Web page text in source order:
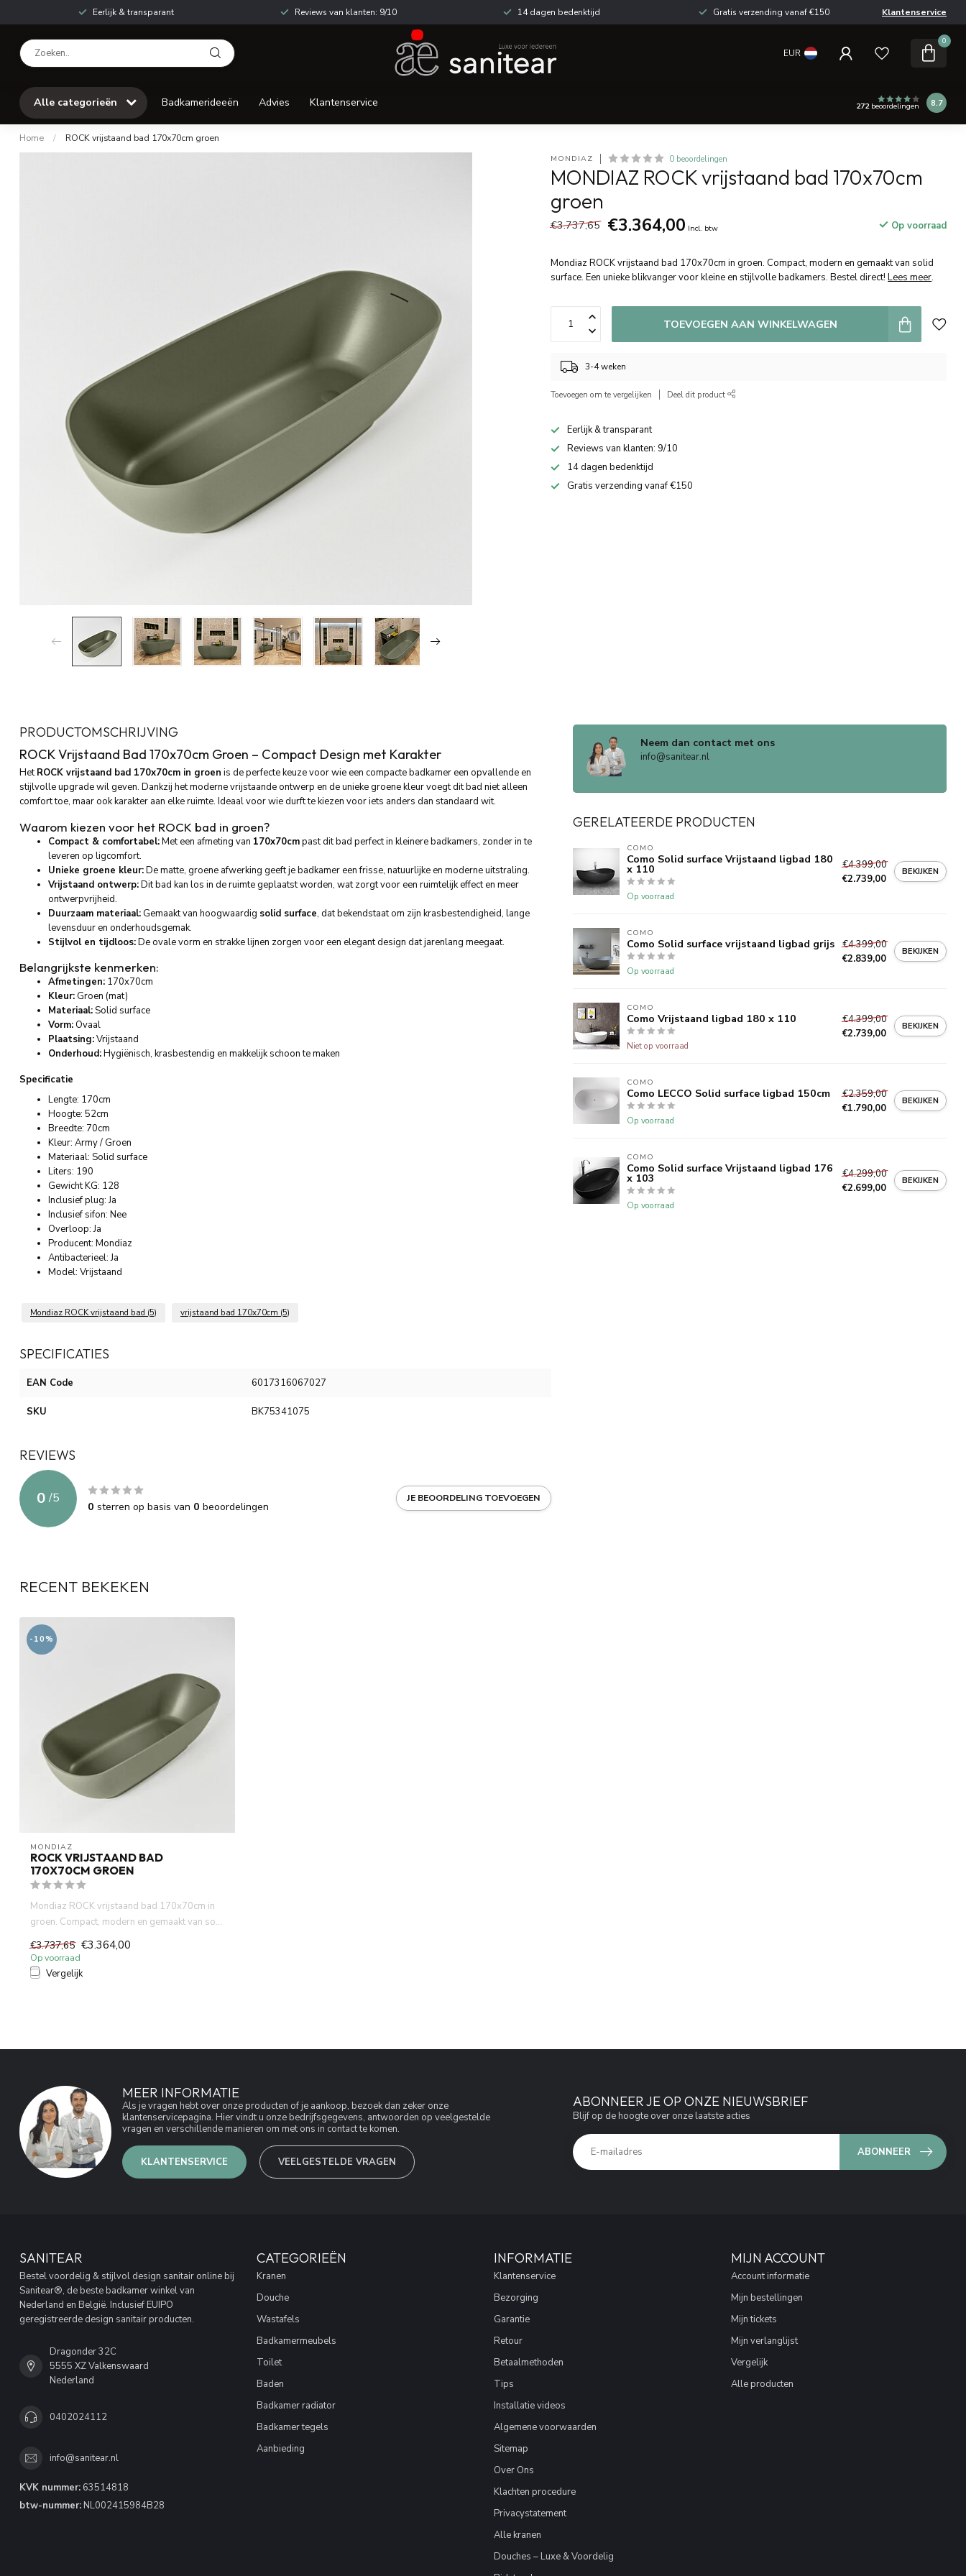
Eerlijk & transparant Reviews van klanten: 9/10 14 dagen bedenktijd Gratis verzending vanaf €150 Klantenservice
EUR
0
Alle categorieën Badkamerideeën Advies Klantenservice 272beoordelingen 8.7
Home / ROCK vrijstaand bad 170x70cm groen
MONDIAZ 0 beoordelingen
MONDIAZ ROCK vrijstaand bad 170x70cm
groen
€3.737,65 €3.364,00 Incl. btw Op voorraad
Mondiaz ROCK vrijstaand bad 170x70cm in groen. Compact, modern en gemaakt van solid
surface. Een unieke blikvanger voor kleine en stijlvolle badkamers. Bestel direct!Lees meer.
TOEVOEGEN AAN WINKELWAGEN
3-4 weken
Toevoegen om te vergelijken Deel dit product
Eerlijk & transparant
Reviews van klanten: 9/10
14 dagen bedenktijd
Gratis verzending vanaf €150
PRODUCTOMSCHRIJVING
ROCKVrijstaand Bad 170x70cm Groen – Compact Design met Karakter
HetROCK vrijstaand bad 170x70cm in groen is deperfectekeuzevoorwieeen compactebadkamereen opvallendeen
stijlvolleupgradewilgeven. Dankzij hetmodernevrijstaandeontwerp en deuniekegroenekleurvoegtditbad nietalleen
comforttoe, maarookkarakter aan elkeruimte. Ideaalvoorwiedurfttekiezen vooriets anders dan standaard wit.
Waarom kiezen voor het ROCK bad in groen?
Compact & comfortabel:Meteen afmeting van 170x70cmpastditbad perfectin kleinerebadkamers, zonderinte
leveren op ligcomfort.
Unieke groene kleur:Dematte, groene afwerking geeftjebadkamereenfrisse, natuurlijkeen moderneuitstraling.
Vrijstaand ontwerp:Ditbad kan los in deruimtegeplaatstworden, watzorgtvooreen ruimtelijkeffecten meer
ontwerpvrijheid.
Duurzaam materiaal: Gemaaktvan hoogwaardig solid surface, datbekendstaatom zijn krasbestendigheid, lange
levensduuren onderhoudsgemak.
Stijlvol en tijdloos:Deovalevorm en strakkelijnen zorgen vooreen elegantdesign datjarenlang meegaat.
Belangrijkste kenmerken:
Afmetingen: 170x70cm
Kleur: Groen (mat)
Materiaal:Solid surface
Vorm: Ovaal
Plaatsing:Vrijstaand
Onderhoud:Hygiënisch, krasbestendig en makkelijkschoontemaken
Specificatie
Lengte: 170cm
Hoogte: 52cm
Breedte: 70cm
Kleur: Army / Groen
Materiaal: Solid surface
Liters: 190
Gewicht KG: 128
Inclusief plug: Ja
Inclusief sifon: Nee
Overloop: Ja
Producent: Mondiaz
Antibacterieel: Ja
Model: Vrijstaand
Mondiaz ROCK vrijstaand bad (5) vrijstaand bad 170x70cm (5)
SPECIFICATIES
EAN Code 6017316067027
SKU BK75341075
REVIEWS
0 /5
0 sterren op basis van 0 beoordelingen
JE BEOORDELING TOEVOEGEN
Neem dan contact met ons
info@sanitear.nl
GERELATEERDE PRODUCTEN
COMO
Como Solid surface Vrijstaand ligbad 180
x 110
Op voorraad
€4.399,00
€2.739,00
BEKIJKEN
COMO
Como Solid surface vrijstaand ligbad grijs
Op voorraad
€4.399,00
€2.839,00
BEKIJKEN
COMO
Como Vrijstaand ligbad 180 x 110
Niet op voorraad
€4.399,00
€2.739,00
BEKIJKEN
COMO
Como LECCO Solid surface ligbad 150cm
Op voorraad
€2.359,00
€1.790,00
BEKIJKEN
COMO
Como Solid surface Vrijstaand ligbad 176
x 103
Op voorraad
€4.299,00
€2.699,00
BEKIJKEN
RECENT BEKEKEN
-10%
MONDIAZ
ROCK VRIJSTAAND BAD
170X70CM GROEN
Mondiaz ROCK vrijstaand bad 170x70cm in
groen. Compact, modern en gemaakt van so...
€3.737,65 €3.364,00
Op voorraad
Vergelijk
MEER INFORMATIE
Als je vragen hebt over onze producten of je aankoop, bezoek dan zeker onze
klantenservicepagina. Hier vindt u onze bedrijfsgegevens, antwoorden op veelgestelde
vragen en verschillende manieren om met ons in contact te komen.
KLANTENSERVICE VEELGESTELDE VRAGEN
ABONNEER JE OP ONZE NIEUWSBRIEF
Blijf op de hoogte over onze laatste acties
ABONNEER
SANITEAR
Bestel voordelig & stijlvol design sanitair online bij
Sanitear®, de beste badkamer winkel van
Nederland en België. Inclusief EUIPO
geregistreerde design sanitair producten.
Dragonder 32C
5555 XZ Valkenswaard
Nederland
0402024112
info@sanitear.nl
KVK nummer: 63514818
btw-nummer: NL002415984B28
CATEGORIEËN
Kranen
Douche
Wastafels
Badkamermeubels
Toilet
Baden
Badkamer radiator
Badkamer tegels
Aanbieding
INFORMATIE
Klantenservice
Bezorging
Garantie
Retour
Betaalmethoden
Tips
Installatie videos
Algemene voorwaarden
Sitemap
Over Ons
Klachten procedure
Privacystatement
Alle kranen
Douches – Luxe & Voordelig
MIJN ACCOUNT
Account informatie
Mijn bestellingen
Mijn tickets
Mijn verlanglijst
Vergelijk
Alle producten